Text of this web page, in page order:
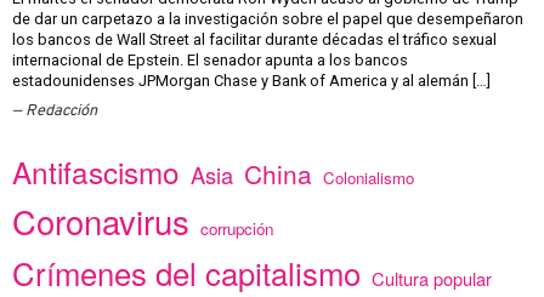
de dar un carpetazo a la investigación sobre el papel que desempeñaron
los bancos de Wall Street al facilitar durante décadas el tráfico sexual
internacional de Epstein. El senador apunta a los bancos
estadounidenses JPMorgan Chase y Bank of America y al alemán […]
Redacción
Antifascismo Asia China Colonialismo
Coronavirus corrupción
Crímenes del capitalismo Cultura popular